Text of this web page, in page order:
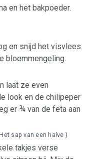
en het bakpoeder.
en snijd het visvlees
bloemmengeling.
laat ze even
look en de chilipeper
er ¾ van de feta aan
takjes verse
sap van een halve )